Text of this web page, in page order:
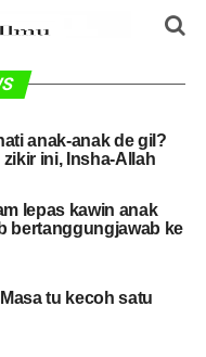
anak-anak de gil?
ini, Insha-Allah
lepas kawin anak
bertanggungjawab ke
tu kecoh satu